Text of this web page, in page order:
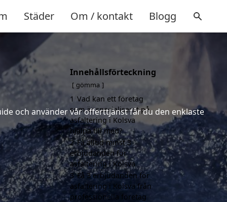
Städer Om / kontakt Blogg
och använder vår offerttjänst får du den enklaste
Innehållsförteckning
gömma
1 Vad kan ett företag
som är specialiserat på
asfaltering i Kolsva
hjälpa till med?
2 Få alltid minst 3
erbjudanden för
asfaltering i Kolsva
3 Få 3 erbjudanden för
asfaltering i Kolsva från
professionella företag